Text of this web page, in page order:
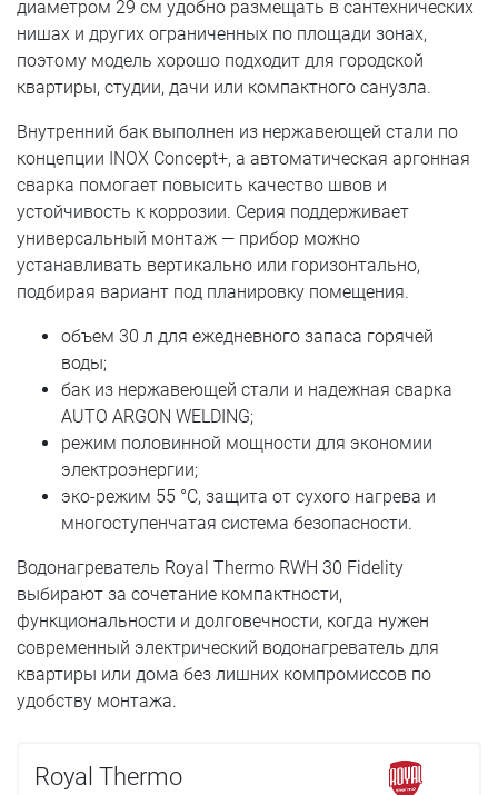
диаметром 29 см удобно размещать в сантехнических
нишах и других ограниченных по площади зонах,
поэтому модель хорошо подходит для городской
квартиры, студии, дачи или компактного санузла.
Внутренний бак выполнен из нержавеющей стали по
концепции INOX Concept+, а автоматическая аргонная
сварка помогает повысить качество швов и
устойчивость к коррозии. Серия поддерживает
универсальный монтаж — прибор можно
устанавливать вертикально или горизонтально,
подбирая вариант под планировку помещения.
объем 30 л для ежедневного запаса горячей
воды;
бак из нержавеющей стали и надежная сварка
AUTO ARGON WELDING;
режим половинной мощности для экономии
электроэнергии;
эко-режим 55 °C, защита от сухого нагрева и
многоступенчатая система безопасности.
Водонагреватель Royal Thermo RWH 30 Fidelity
выбирают за сочетание компактности,
функциональности и долговечности, когда нужен
современный электрический водонагреватель для
квартиры или дома без лишних компромиссов по
удобству монтажа.
Royal Thermo